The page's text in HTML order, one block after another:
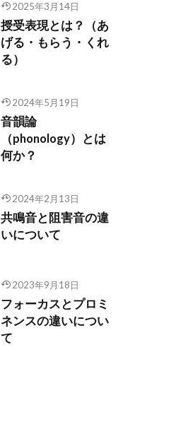
2025年3月14日
授受表現とは？（あ
げる・もらう・くれ
る）
2024年5月19日
音韻論
（phonology）とは
何か？
2024年2月13日
共鳴音と阻害音の違
いについて
2023年9月18日
フォーカスとプロミ
ネンスの違いについ
て